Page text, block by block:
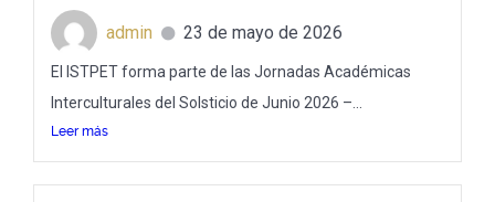
admin 23 de mayo de 2026
El ISTPET forma parte de las Jornadas Académicas
Interculturales del Solsticio de Junio 2026 –...
Leer más